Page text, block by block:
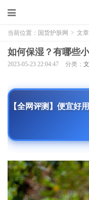
当前位置： 国货护肤网 > 文章
如何保湿？有哪些
2023-05-23 22:04:47 分类：
【全网评测】便宜好